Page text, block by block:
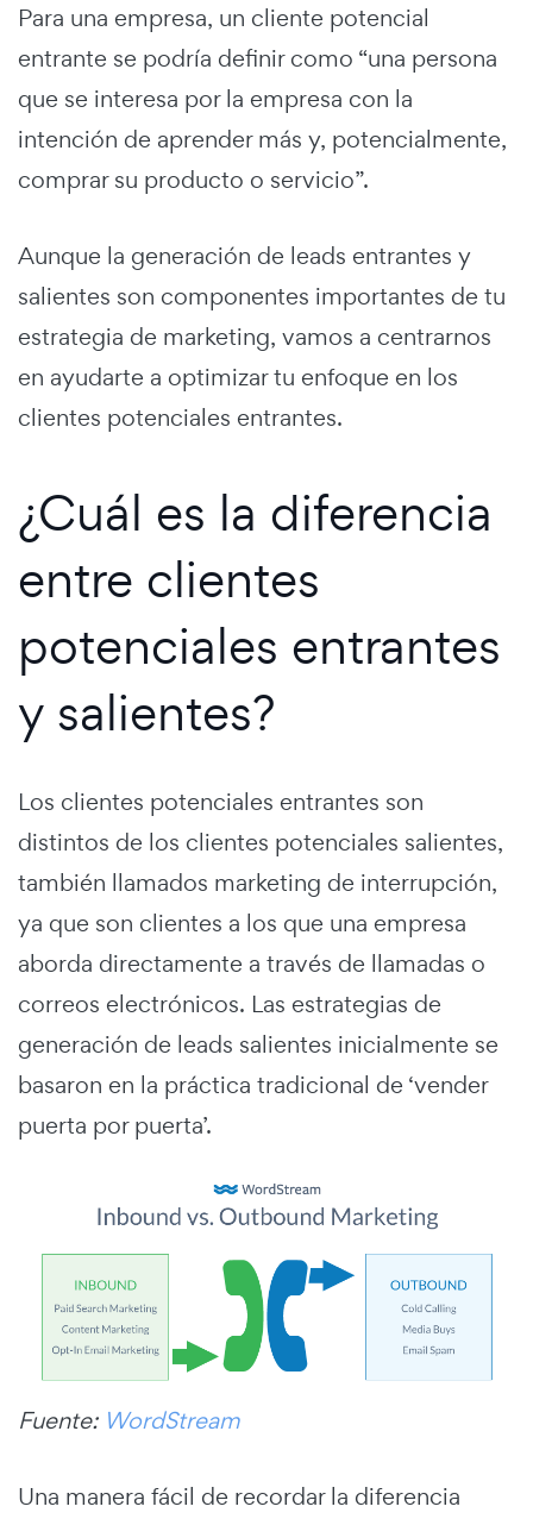
Para una empresa, un cliente potencial
entrante se podría definir como “una persona
que se interesa por la empresa con la
intención de aprender más y, potencialmente,
comprar su producto o servicio”.
Aunque la generación de leads entrantes y
salientes son componentes importantes de tu
estrategia de marketing, vamos a centrarnos
en ayudarte a optimizar tu enfoque en los
clientes potenciales entrantes.
¿Cuál es la diferencia
entre clientes
potenciales entrantes
y salientes?
Los clientes potenciales entrantes son
distintos de los clientes potenciales salientes,
también llamados marketing de interrupción,
ya que son clientes a los que una empresa
aborda directamente a través de llamadas o
correos electrónicos. Las estrategias de
generación de leads salientes inicialmente se
basaron en la práctica tradicional de ‘vender
puerta por puerta’.
Fuente: WordStream
Una manera fácil de recordar la diferencia